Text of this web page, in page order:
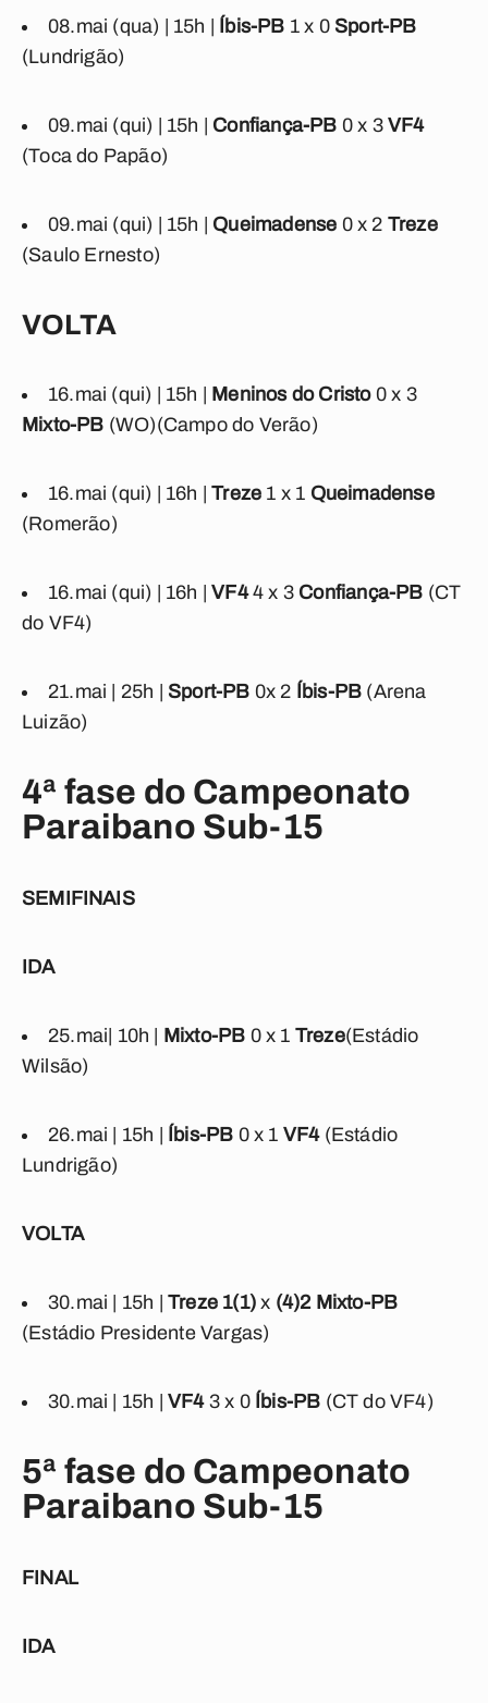
08.mai (qua) | 15h | Íbis-PB 1 x 0 Sport-PB
(Lundrigão)
09.mai (qui) | 15h | Confiança-PB 0 x 3VF4
(Toca do Papão)
09.mai (qui) | 15h | Queimadense 0 x 2 Treze
(Saulo Ernesto)
VOLTA
16.mai (qui) | 15h | Meninos do Cristo 0 x 3
Mixto-PB (WO)(Campo do Verão)
16.mai (qui) | 16h |Treze 1 x 1 Queimadense
(Romerão)
16.mai (qui) | 16h |VF44 x 3 Confiança-PB (CT
do VF4)
21.mai | 25h | Sport-PB 0x 2 Íbis-PB (Arena
Luizão)
4ª fase do Campeonato
Paraibano Sub-15
SEMIFINAIS
IDA
25.mai | 10h | Mixto-PB 0 x 1 Treze(Estádio
Wilsão)
26.mai | 15h | Íbis-PB 0 x 1 VF4 (Estádio
Lundrigão)
VOLTA
30.mai | 15h | Treze 1(1)x (4)2 Mixto-PB
(Estádio Presidente Vargas)
30.mai | 15h | VF43 x 0 Íbis-PB (CT do VF4)
5ª fase do Campeonato
Paraibano Sub-15
FINAL
IDA